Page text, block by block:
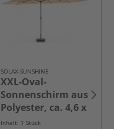
SOLAX-SUNSHINE
XXL-Oval-
Sonnenschirm aus
Polyester, ca. 4,6 x
2,7 m - Beige
Inhalt: 1 Stück